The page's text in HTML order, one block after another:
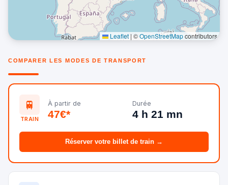
Leaflet | ©OpenStreetMapcontributors
COMPARER LES MODES DE TRANSPORT
🚆
TRAIN
À partir de
47€*
Durée
4 h 21 mn
Réserver votre billet de train →